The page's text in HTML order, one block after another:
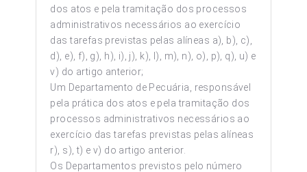
dos atos e pela tramitação dos processos
administrativos necessários ao exercício
das tarefas previstas pelas alíneas a), b), c),
d), e), f), g), h), i), j), k), l), m), n), o), p), q), u) e
v) do artigo anterior;
Um Departamento de Pecuária, responsável
pela prática dos atos e pela tramitação dos
processos administrativos necessários ao
exercício das tarefas previstas pelas alíneas
r), s), t) e v) do artigo anterior.
Os Departamentos previstos pelo número